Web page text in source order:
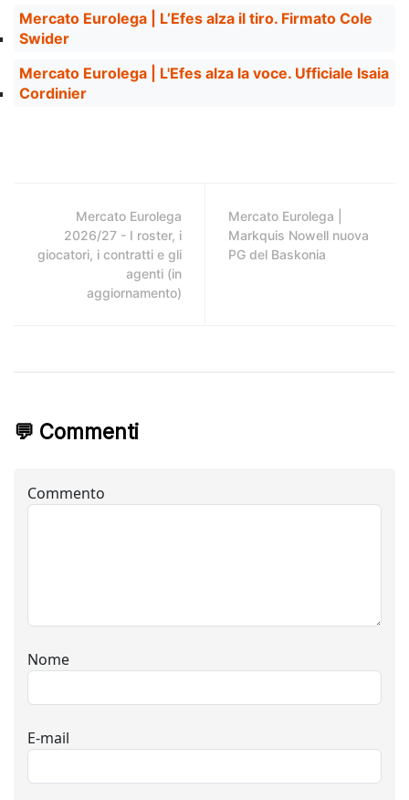
Mercato Eurolega | L’Efes alza il tiro. Firmato Cole
Swider
Mercato Eurolega | L'Efes alza la voce. Ufficiale Isaia
Cordinier
Mercato Eurolega
2026/27 - I roster, i
giocatori, i contratti e gli
agenti (in
aggiornamento)
Mercato Eurolega |
Markquis Nowell nuova
PG del Baskonia
💬 Commenti